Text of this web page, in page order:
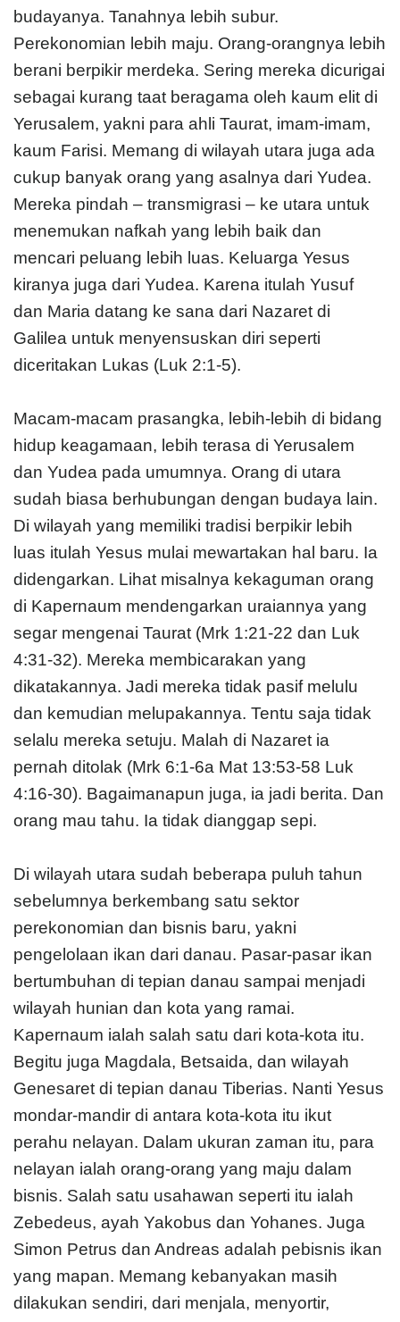
budayanya. Tanahnya lebih subur.
Perekonomian lebih maju. Orang-orangnya lebih
berani berpikir merdeka. Sering mereka dicurigai
sebagai kurang taat beragama oleh kaum elit di
Yerusalem, yakni para ahli Taurat, imam-imam,
kaum Farisi. Memang di wilayah utara juga ada
cukup banyak orang yang asalnya dari Yudea.
Mereka pindah – transmigrasi – ke utara untuk
menemukan nafkah yang lebih baik dan
mencari peluang lebih luas. Keluarga Yesus
kiranya juga dari Yudea. Karena itulah Yusuf
dan Maria datang ke sana dari Nazaret di
Galilea untuk menyensuskan diri seperti
diceritakan Lukas (Luk 2:1-5).
Macam-macam prasangka, lebih-lebih di bidang
hidup keagamaan, lebih terasa di Yerusalem
dan Yudea pada umumnya. Orang di utara
sudah biasa berhubungan dengan budaya lain.
Di wilayah yang memiliki tradisi berpikir lebih
luas itulah Yesus mulai mewartakan hal baru. Ia
didengarkan. Lihat misalnya kekaguman orang
di Kapernaum mendengarkan uraiannya yang
segar mengenai Taurat (Mrk 1:21-22 dan Luk
4:31-32). Mereka membicarakan yang
dikatakannya. Jadi mereka tidak pasif melulu
dan kemudian melupakannya. Tentu saja tidak
selalu mereka setuju. Malah di Nazaret ia
pernah ditolak (Mrk 6:1-6a Mat 13:53-58 Luk
4:16-30). Bagaimanapun juga, ia jadi berita. Dan
orang mau tahu. Ia tidak dianggap sepi.
Di wilayah utara sudah beberapa puluh tahun
sebelumnya berkembang satu sektor
perekonomian dan bisnis baru, yakni
pengelolaan ikan dari danau. Pasar-pasar ikan
bertumbuhan di tepian danau sampai menjadi
wilayah hunian dan kota yang ramai.
Kapernaum ialah salah satu dari kota-kota itu.
Begitu juga Magdala, Betsaida, dan wilayah
Genesaret di tepian danau Tiberias. Nanti Yesus
mondar-mandir di antara kota-kota itu ikut
perahu nelayan. Dalam ukuran zaman itu, para
nelayan ialah orang-orang yang maju dalam
bisnis. Salah satu usahawan seperti itu ialah
Zebedeus, ayah Yakobus dan Yohanes. Juga
Simon Petrus dan Andreas adalah pebisnis ikan
yang mapan. Memang kebanyakan masih
dilakukan sendiri, dari menjala, menyortir,